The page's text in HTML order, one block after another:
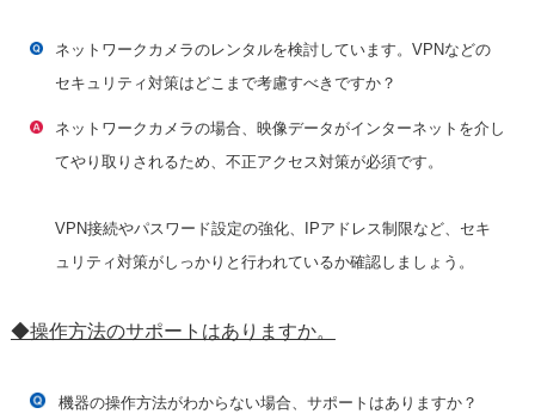
ネットワークカメラのレンタルを検討しています。VPNなどの
セキュリティ対策はどこまで考慮すべきですか？
ネットワークカメラの場合、映像データがインターネットを介し
てやり取りされるため、不正アクセス対策が必須です。
VPN接続やパスワード設定の強化、IPアドレス制限など、セキ
ュリティ対策がしっかりと行われているか確認しましょう。
◆操作方法のサポートはありますか。
機器の操作方法がわからない場合、サポートはありますか？